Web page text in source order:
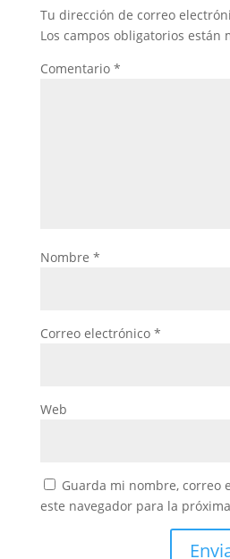
Tu dirección de correo
Los campos obligatorios están
Comentario *
Nombre *
Correo electrónico *
Web
Guarda mi nombre, correo
este navegador para la